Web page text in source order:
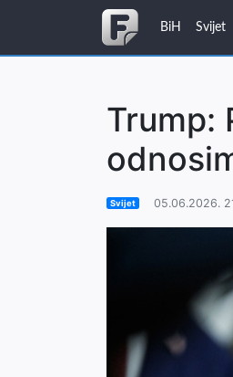
BiH Svijet
Trump:
Svijet 05.06.2026.